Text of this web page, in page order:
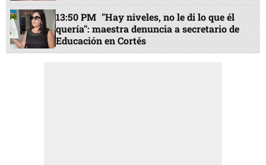
13:50 PM "Hay niveles, no le di lo que él
quería": maestra denuncia a secretario de
Educación en Cortés